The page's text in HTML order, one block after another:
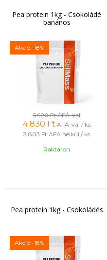
Pea protein 1kg - Csokoládé
banános
Akció -18%
5 920 FtÁFÁ-val
4 830 Ft ÁFÁ-val / ks
3 803 Ft ÁFA nélkül / ks
Raktáron
Pea protein 1kg - Csokoládés
Akció -18%